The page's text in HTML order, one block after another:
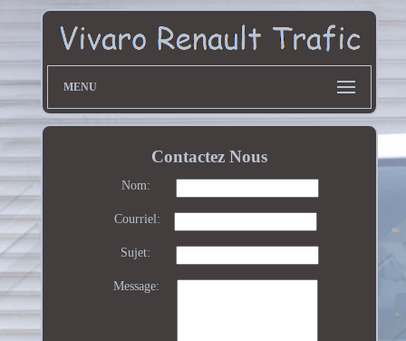
MENU
Contactez Nous
Nom:
Courriel:
Sujet:
Message: